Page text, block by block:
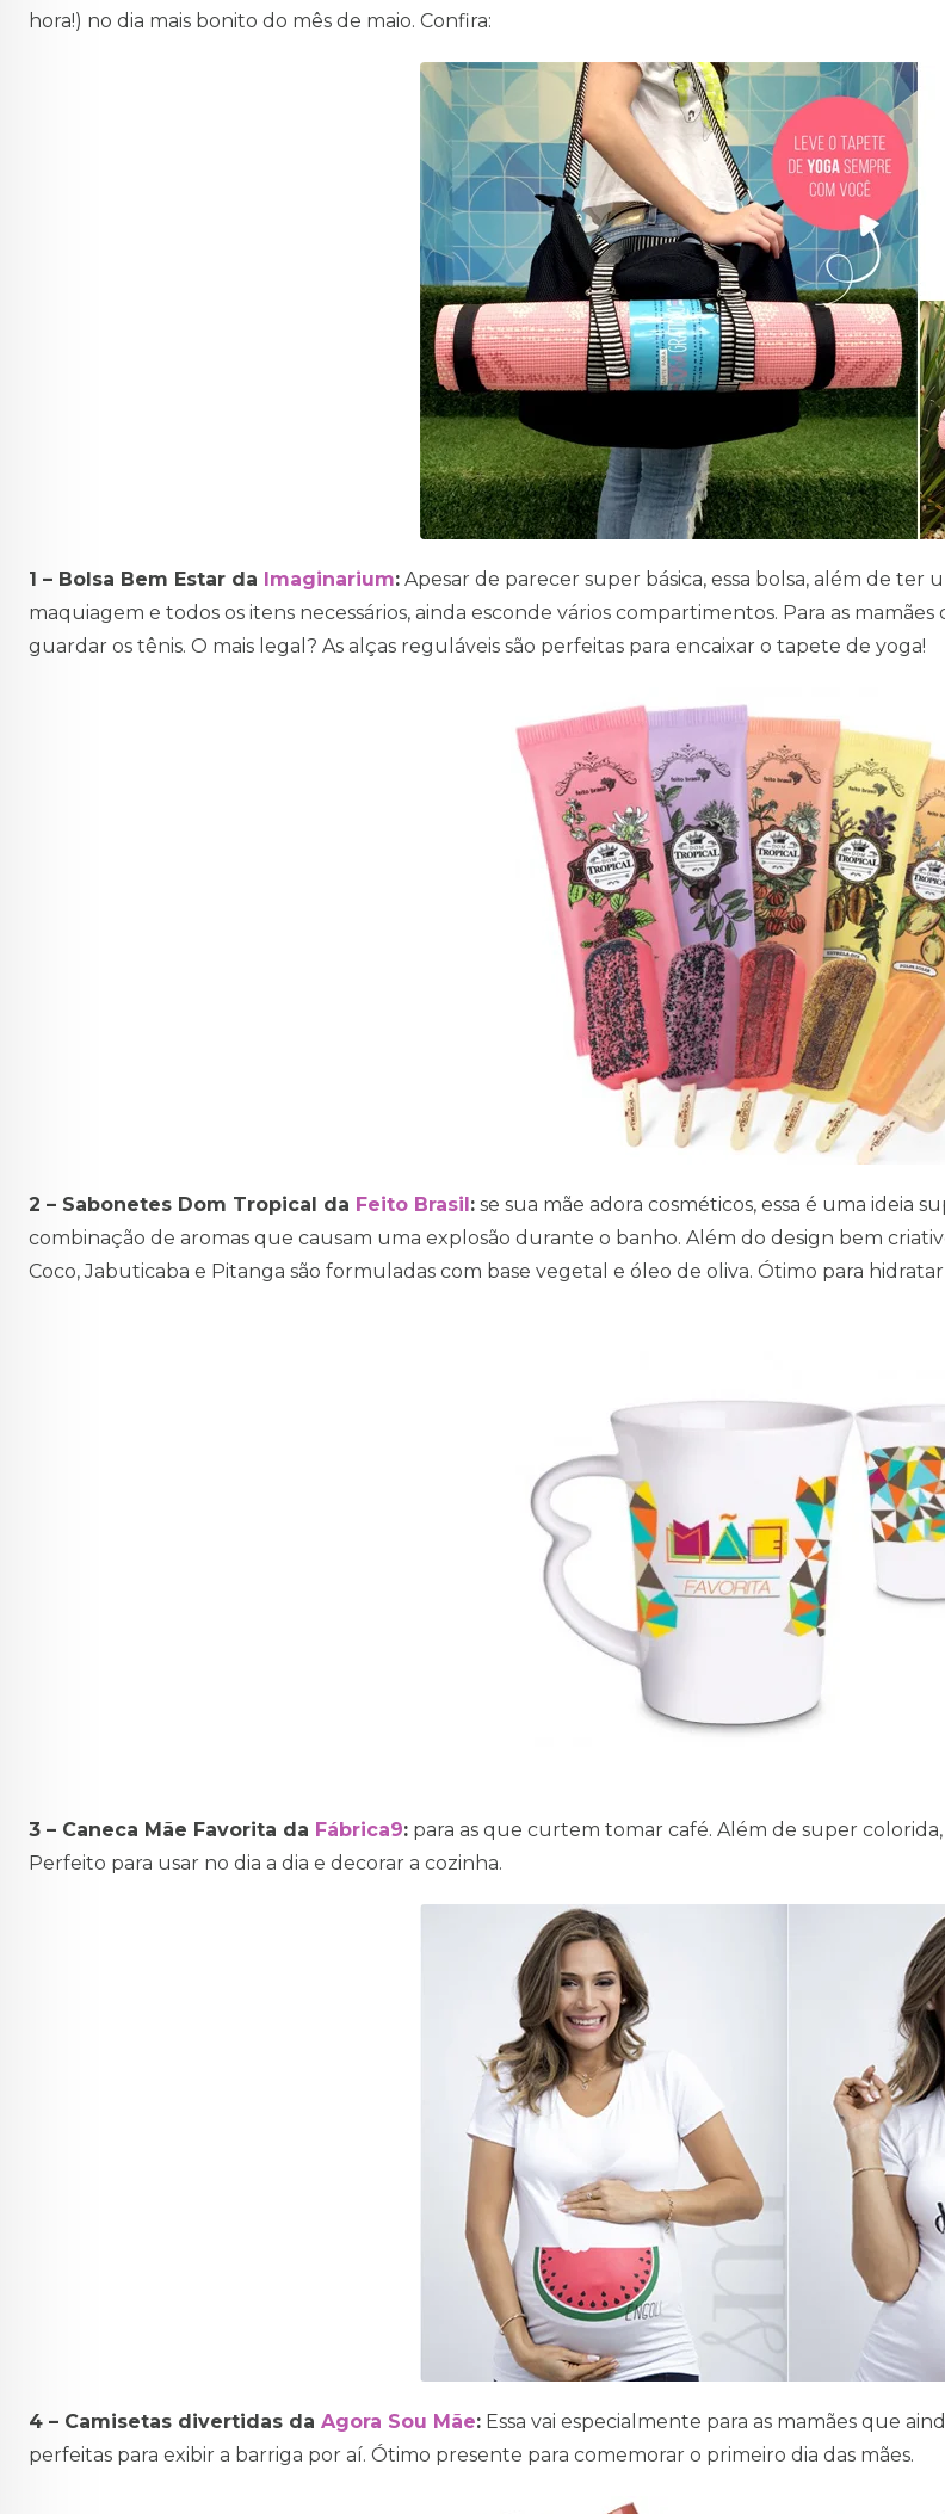
hora!) no dia mais bonito do mês de maio. Confira:
1 – Bolsa Bem Estar da Imaginarium: Apesar de parecer super básica, essa bolsa, além de
maquiagem e todos os itens necessários, ainda esconde vários compartimentos. Para as
guardar os tênis. O mais legal? As alças reguláveis são perfeitas para encaixar o tapete de yoga!
2 – Sabonetes Dom Tropical da Feito Brasil : se sua mãe adora cosméticos, essa é uma ideia
combinação de aromas que causam uma explosão durante o banho. Além do design bem
Coco, Jabuticaba e Pitanga são formuladas com base vegetal e óleo de oliva. Ótimo para
3 – Caneca Mãe Favorita da Fábrica9: para as que curtem tomar café. Além de super
Perfeito para usar no dia a dia e decorar a cozinha.
4 – Camisetas divertidas da Agora Sou Mãe: Essa vai especialmente para as mamães que
perfeitas para exibir a barriga por aí. Ótimo presente para comemorar o primeiro dia das mães.